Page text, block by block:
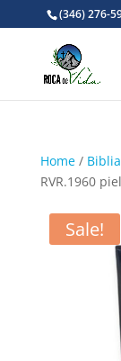
(346) 276-
Home/
RVR.1960
Sale!